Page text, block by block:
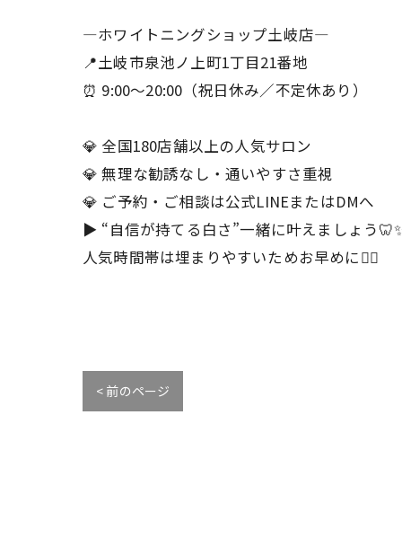
―ホワイトニングショップ土岐店―
📍土岐市泉池ノ上町1丁目21番地
⏰ 9:00〜20:00（祝日休み／不定休あり）
💎 全国180店舗以上の人気サロン
💎 無理な勧誘なし・通いやすさ重視
💎 ご予約・ご相談は公式LINEまたはDMへ
▶︎ “自信が持てる白さ”一緒に叶えましょう
人気時間帯は埋まりやすいためお早めに🙇‍♀️
< 前のページ